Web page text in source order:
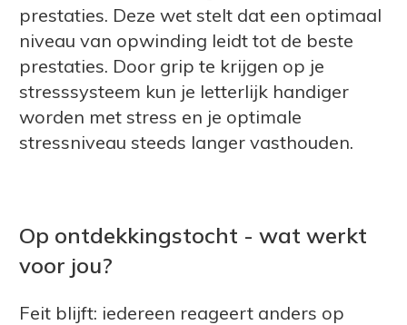
prestaties. Deze wet stelt dat een optimaal
niveau van opwinding leidt tot de beste
prestaties. Door grip te krijgen op je
stresssysteem kun je letterlijk handiger
worden met stress en je optimale
stressniveau steeds langer vasthouden.
Op ontdekkingstocht - wat werkt
voor jou?
Feit blijft: iedereen reageert anders op